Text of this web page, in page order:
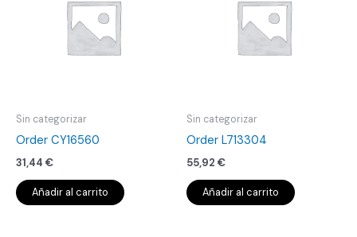
Sin categorizar
Order CY16560
31,44 €
Añadir al carrito
Sin categorizar
Order L713304
55,92 €
Añadir al carrito